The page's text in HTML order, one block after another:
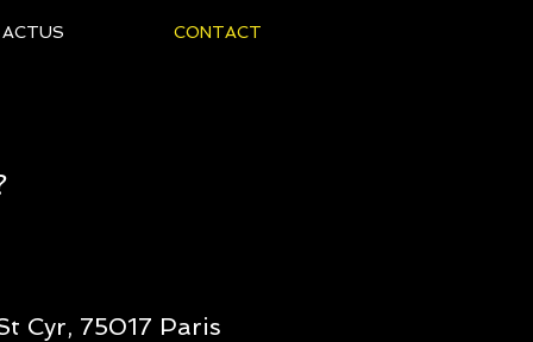
ACTUS CONTACT
Cyr, 75017 Paris